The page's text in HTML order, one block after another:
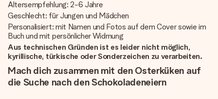
Altersempfehlung: 2-6 Jahre
Geschlecht: für Jungen und Mädchen
Personalisiert: mit Namen und Fotos auf dem Cover sowie im
Buch und mit persönlicher Widmung
Aus technischen Gründen ist es leider nicht möglich,
kyrillische, türkische oder Sonderzeichen zu verarbeiten.
Mach dich zusammen mit den Osterküken auf
die Suche nach den Schokoladeneiern